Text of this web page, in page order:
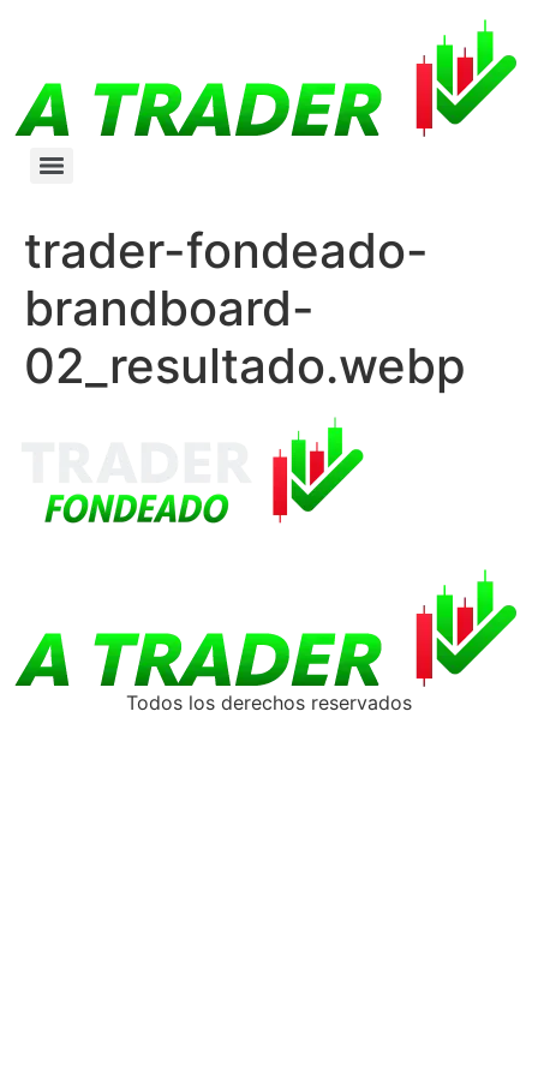
trader-fondeado-
brandboard-
02_resultado.webp
Todos los derechos reservados